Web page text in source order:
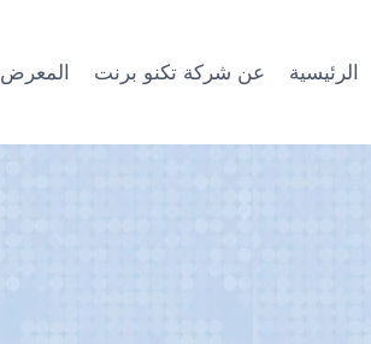
الرئيسية عن شركة تكنو برنت المعرض